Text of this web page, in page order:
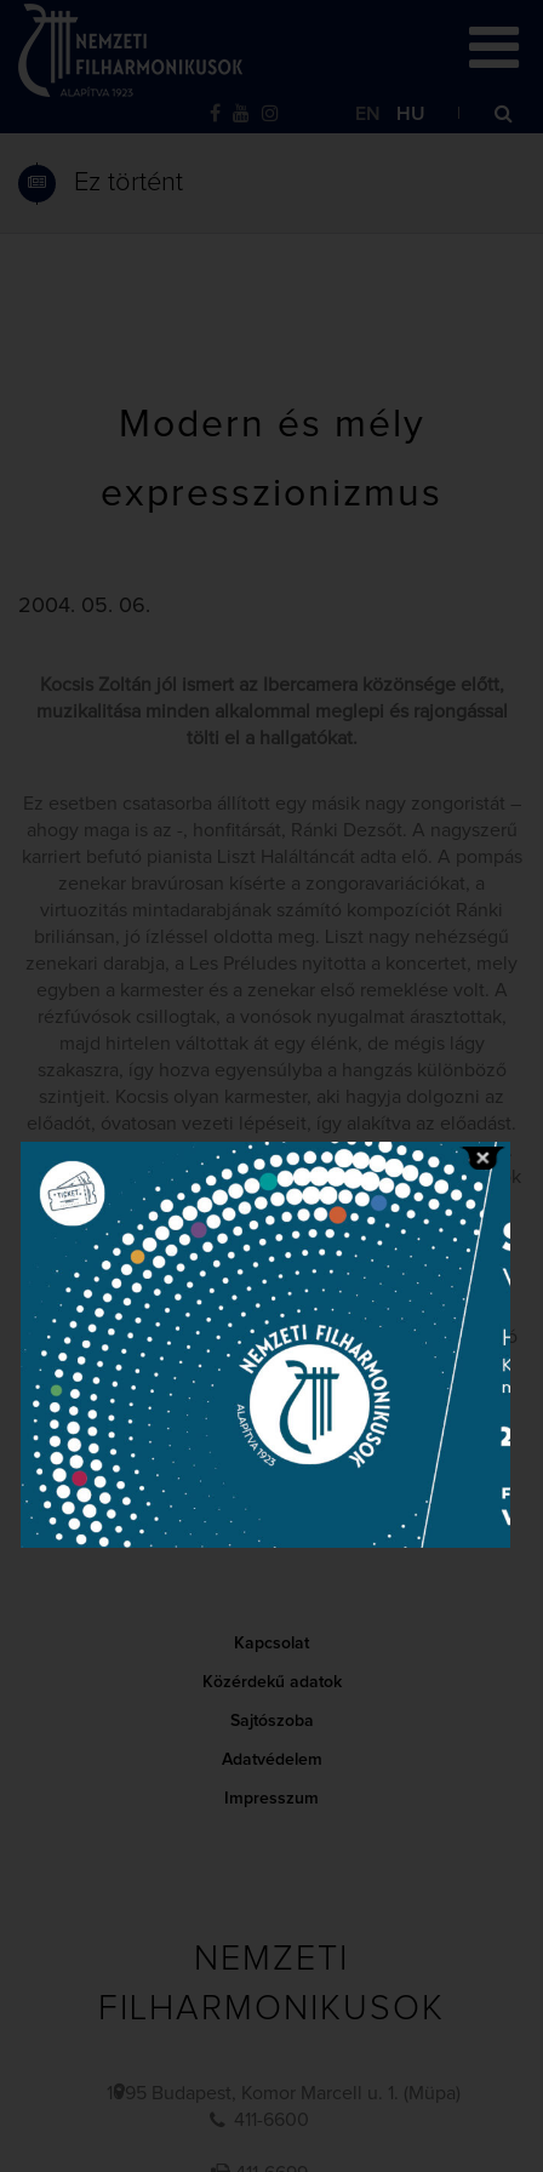
EN HU
Ez történt
Modern és mély
expresszionizmus
2004. 05. 06.
Kocsis Zoltán jól ismert az Ibercamera közönsége előtt,
muzikalitása minden alkalommal meglepi és rajongással
tölti el a hallgatókat.
Ez esetben csatasorba állított egy másik nagy zongoristát –
ahogy maga is az -, honfitársát, Ránki Dezsőt. A nagyszerű
karriert befutó pianista Liszt Haláltáncát adta elő. A pompás
zenekar bravúrosan kísérte a zongoravariációkat, a
virtuozitás mintadarabjának számító kompozíciót Ránki
briliánsan, jó ízléssel oldotta meg. Liszt nagy nehézségű
zenekari darabja, a Les Préludes nyitotta a koncertet, mely
egyben a karmester és a zenekar első remeklése volt. A
rézfúvósok csillogtak, a vonósok nyugalmat árasztottak,
majd hirtelen váltottak át egy élénk, de mégis lágy
szakaszra, így hozva egyensúlyba a hangzás különböző
szintjeit. Kocsis olyan karmester, aki hagyja dolgozni az
előadót, óvatosan vezeti lépéseit, így alakítva az előadást.
Ebben az esetben Richard Strauss Alpesi szimfóniájában.
Friss tempókat vett, felesleges feszültség nélkül, a fúvósok
ismét nagyszerű, komoly munkát végeztek. Strauss nem
Wagner vagy Mahler tarisznyáját vitte erre az útra, de
elmondhatjuk, hogy ösvényt taposott Schönberg és az
expresszionizmus számára. Kocsis fürge, fesztelen és
modern előadásban, ugyanakkor nagy körültekintéssel
tervezte meg ezt a nappali kirándulást, melyből egy kiváló
zenekari est lett.
Jorge de Persia
(La Vanguardia, 2004. május 6.)
Kapcsolat
Közérdekű adatok
Sajtószoba
Adatvédelem
Impresszum
NEMZETI
FILHARMONIKUSOK
1095 Budapest, Komor Marcell u. 1. (Müpa)
411-6600